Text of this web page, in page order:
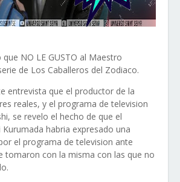
que NO LE GUSTO al Maestro
de Los Caballeros del Zodiaco.
entrevista que el productor de la
reales, y el programa de television
se revelo el hecho de que el
habria expresado una
el programa de television ante
tomaron con la misma con las que no